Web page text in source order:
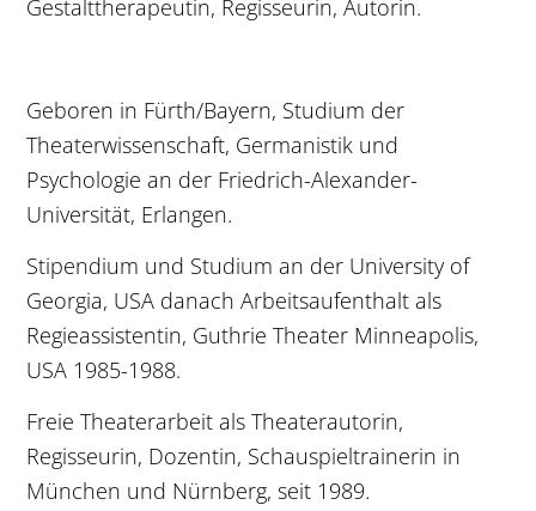
Gestalttherapeutin, Regisseurin, Autorin.
Geboren in Fürth/Bayern, Studium der
Theaterwissenschaft, Germanistik und
Psychologie an der Friedrich-Alexander-
Universität, Erlangen.
Stipendium und Studium an der University of
Georgia, USA danach Arbeitsaufenthalt als
Regieassistentin, Guthrie Theater Minneapolis,
USA 1985-1988.
Freie Theaterarbeit als Theaterautorin,
Regisseurin, Dozentin, Schauspieltrainerin in
München und Nürnberg, seit 1989.